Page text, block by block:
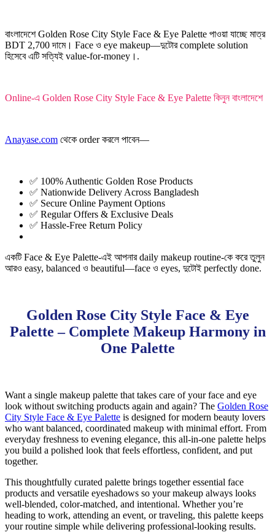
বাংলাদেশে Golden Rose City Style Face & Eye Palette পাওয়া যাচ্ছে মাত্র
BDT 2,700 দামে। Face ও eye makeup—দুটোর complete solution
হিসেবে এটি সত্যিই value-for-money।.
Online-এ Golden Rose City Style Face & Eye Palette কিনুন বাংলাদেশে
Anayase.com থেকে order করলে পাবেন—
✅ 100% Authentic Golden Rose Products
✅ Nationwide Delivery Across Bangladesh
✅ Secure Online Payment Options
✅ Regular Offers & Exclusive Deals
✅ Hassle-Free Return Policy
একটি Face & Eye Palette-এই আপনার daily makeup routine-কে করে তুলুন
আরও easy, balanced ও beautiful—face ও eyes, দুটোই perfectly done.
Golden Rose City Style Face & Eye
Palette – Complete Makeup Harmony in
One Palette
Want a single makeup palette that takes care of your face and eye
look without switching products again and again? The Golden Rose
City Style Face & Eye Palette is designed for modern beauty lovers
who want balanced, coordinated makeup with minimal effort. From
everyday freshness to evening elegance, this all-in-one palette helps
you build a polished look that feels effortless, confident, and put
together.
This thoughtfully curated palette brings together essential face
products and versatile eyeshadows so your makeup always looks
well-blended, color-matched, and intentional. Whether you’re
heading to work, attending an event, or traveling, this palette keeps
your routine simple while delivering professional-looking results.